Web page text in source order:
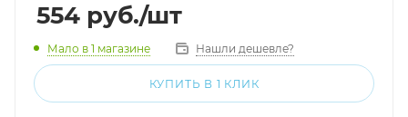
554 руб./шт
Мало в 1 магазине Нашли дешевле?
КУПИТЬ В 1 КЛИК